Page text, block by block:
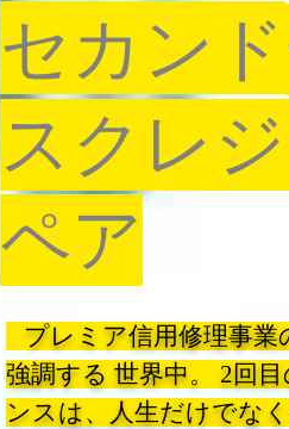
セカンド
スクレ
ペア
プレミア信用修理事業
強調する 世界中。 2回目
ンスは、人生だけでな